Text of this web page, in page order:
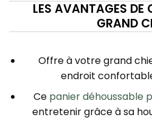
LES AVANTAGES DE
GRAND
Offre à votre grand
endroit
Ce panier déhoussable
entretenir grâce à sa